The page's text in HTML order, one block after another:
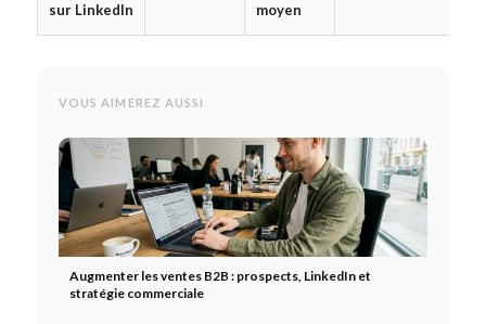
sur LinkedIn
moyen
VOUS AIMEREZ AUSSI
Augmenter les ventes B2B : prospects, LinkedIn et
stratégie commerciale